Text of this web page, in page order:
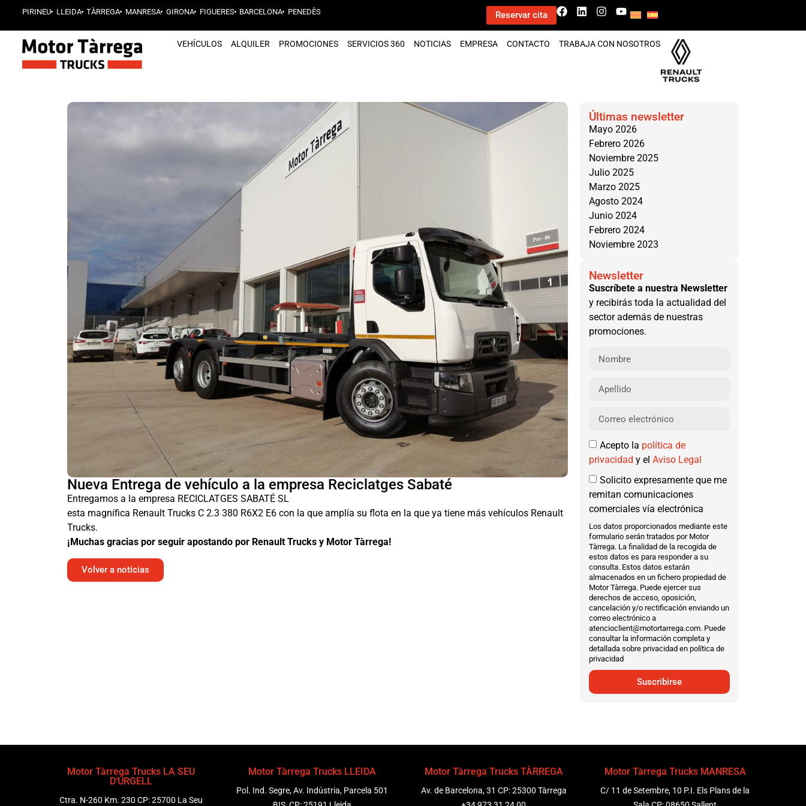
PIRINEU LLEIDA TÀRREGA MANRESA GIRONA FIGUERES BARCELONA PENEDÈS Reservar cita
VEHÍCULOS ALQUILER PROMOCIONES SERVICIOS 360 NOTICIAS EMPRESA CONTACTO TRABAJA CON NOSOTROS
Nueva Entrega de vehículo a la empresa Reciclatges Sabaté
Entregamos a la empresa RECICLATGES SABATÉ SL
esta magnífica Renault Trucks C 2.3 380 R6X2 E6 con la que amplía su flota en la que ya tiene más vehículos Renault
Trucks.
¡Muchas gracias por seguir apostando por Renault Trucks y Motor Tàrrega!
Volver a noticias
Últimas newsletter
Mayo 2026
Febrero 2026
Noviembre 2025
Julio 2025
Marzo 2025
Agosto 2024
Junio 2024
Febrero 2024
Noviembre 2023
Newsletter
Suscríbete a nuestra Newsletter
y recibirás toda la actualidad del
sector además de nuestras
promociones.
Acepto la política de
privacidad y el Aviso Legal
Solicito expresamente que me
remitan comunicaciones
comerciales vía electrónica
Los datos proporcionados mediante este
formulario serán tratados por Motor
Tàrrega. La finalidad de la recogida de
estos datos es para responder a su
consulta. Estos datos estarán
almacenados en un fichero propiedad de
Motor Tàrrega. Puede ejercer sus
derechos de acceso, oposición,
cancelación y/o rectificación enviando un
correo electrónico a
atencioclient@motortarrega.com. Puede
consultar la información completa y
detallada sobre privacidad en política de
privacidad
Suscribirse
Motor Tàrrega Trucks LA SEU
D’URGELL
Ctra. N-260 Km. 230 CP: 25700 La Seu
Motor Tàrrega Trucks LLEIDA
Pol. Ind. Segre, Av. Indústria, Parcela 501
Motor Tàrrega Trucks TÀRREGA
Av. de Barcelona, 31 CP: 25300 Tàrrega
Motor Tàrrega Trucks MANRESA
C/ 11 de Setembre, 10 P.I. Els Plans de la